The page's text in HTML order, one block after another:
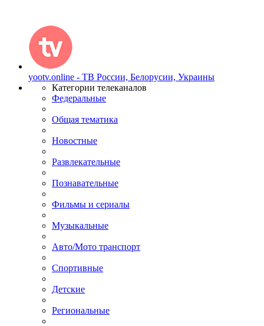
yootv.online - ТВ России, Белорусии, Украины
Категории телеканалов
Федеральные
Общая тематика
Новостные
Развлекательные
Познавательные
Фильмы и сериалы
Музыкальные
Авто/Мото транспорт
Спортивные
Детские
Региональные